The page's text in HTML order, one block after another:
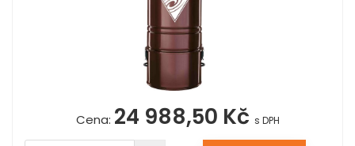
Cena: 24 988,50 Kč s DPH